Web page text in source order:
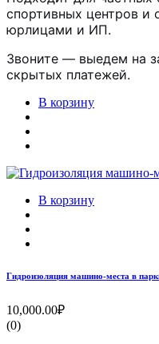
спортивных центров и
юрлицами и ИП.
Звоните — выедем на
скрытых платежей.
В корзину
В корзину
Гидроизоляция машино-места в
10,000.00₽
(0)